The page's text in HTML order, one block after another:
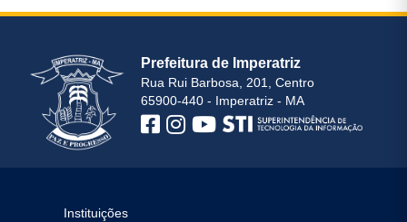
Prefeitura de Imperatriz
Rua Rui Barbosa, 201, Centro
65900-440 - Imperatriz - MA
Instituições